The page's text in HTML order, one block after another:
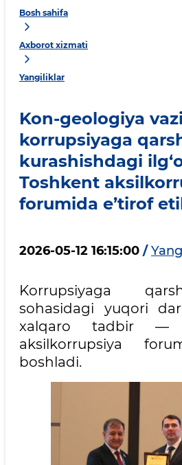
Bosh sahifa
Axborot xizmati
Yangiliklar
Kon-geologiya
korrupsiyaga
kurashishdagi
Toshkent
forumida e’tirof
2026-05-12 16:15:00 /
Korrupsiyaga
sohasidagi yuqori
xalqaro tadbir —
aksilkorrupsiya
boshladi.